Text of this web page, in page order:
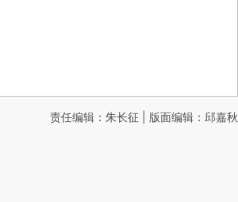
责任编辑：朱长征 | 版面编辑：邱嘉秋